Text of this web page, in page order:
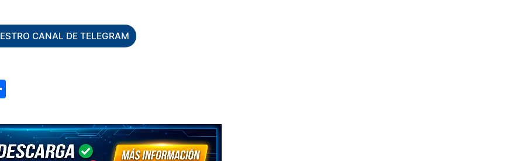
CANAL DE TELEGRAM
C
m
p